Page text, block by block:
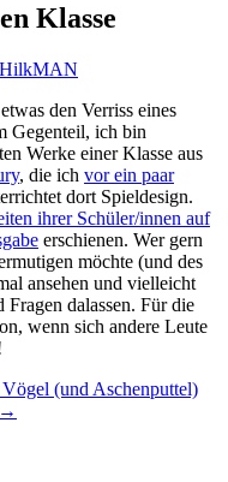
Klasse
HilkMAN
den Verriss eines
Gegenteil, ich bin
Werke einer Klasse aus
, die ich vor ein paar
dort Spieldesign.
ihrer Schüler/innen auf
erschienen. Wer gern
möchte (und des
ansehen und vielleicht
dalassen. Für die
wenn sich andere Leute
(und Aschenputtel)
→